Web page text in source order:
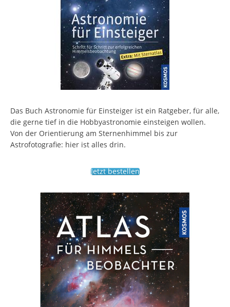
Das Buch Astronomie für Einsteiger ist ein Ratgeber, für alle,
die gerne tief in die Hobbyastronomie einsteigen wollen.
Von der Orientierung am Sternenhimmel bis zur
Astrofotografie: hier ist alles drin.
Jetzt bestellen